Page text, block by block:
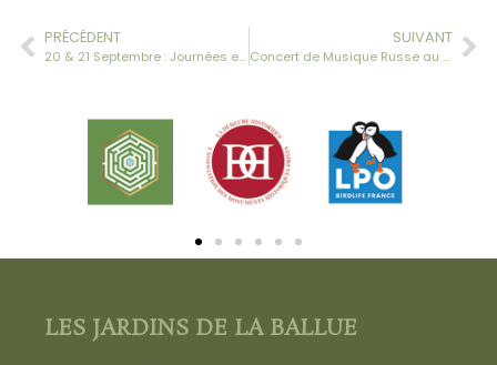
PRÉCÉDENT
20 & 21 Septembre : Journées européennes du Patrimoine 2014
SUIVANT
Concert de Musique Russe au Château
LES JARDINS DE LA BALLUE